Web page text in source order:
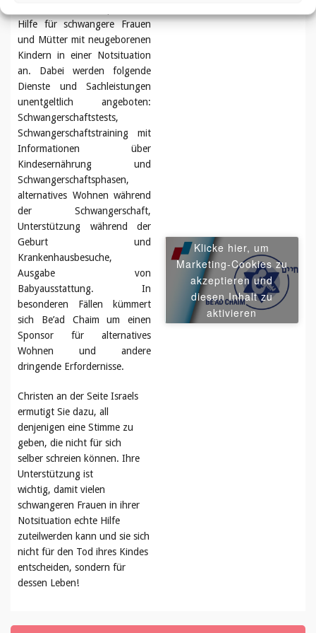
Hilfe für schwangere Frauen
und Mütter mit neugeborenen
Kindern in einer Notsituation
an. Dabei werden folgende
Dienste und Sachleistungen
unentgeltlich angeboten:
Schwangerschaftstests,
Schwangerschaftstraining mit
Informationen über
Kindesernährung und
Schwangerschaftsphasen,
alternatives Wohnen während
der Schwangerschaft,
Unterstützung während der
Geburt und
Krankenhausbesuche,
Ausgabe von
Babyausstattung. In
besonderen Fällen kümmert
sich Be’ad Chaim um einen
Sponsor für alternatives
Wohnen und andere
dringende Erfordernisse.
Christen an der Seite Israels
ermutigt Sie dazu, all
denjenigen eine Stimme zu
geben, die nicht für sich
selber schreien können. Ihre
Unterstützung ist
wichtig, damit vielen
schwangeren Frauen in ihrer
Notsituation echte Hilfe
zuteilwerden kann und sie sich
nicht für den Tod ihres Kindes
entscheiden, sondern für
dessen Leben!
Klicke hier, um
Marketing-Cookies zu
akzeptieren und
diesen Inhalt zu
aktivieren